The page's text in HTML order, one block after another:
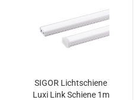
SIGOR Lichtschiene
Luxi Link Schiene 1m